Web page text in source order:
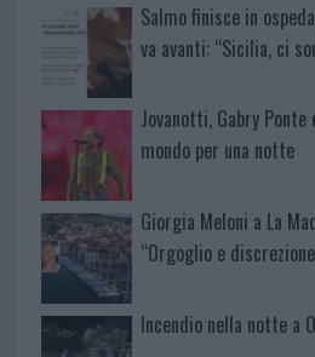
Salmo finisce in
va avanti: “Sicilia, ci
Jovanotti, Gabry
mondo per una notte
Giorgia Meloni a La
“Orgoglio e
Incendio nella notte a